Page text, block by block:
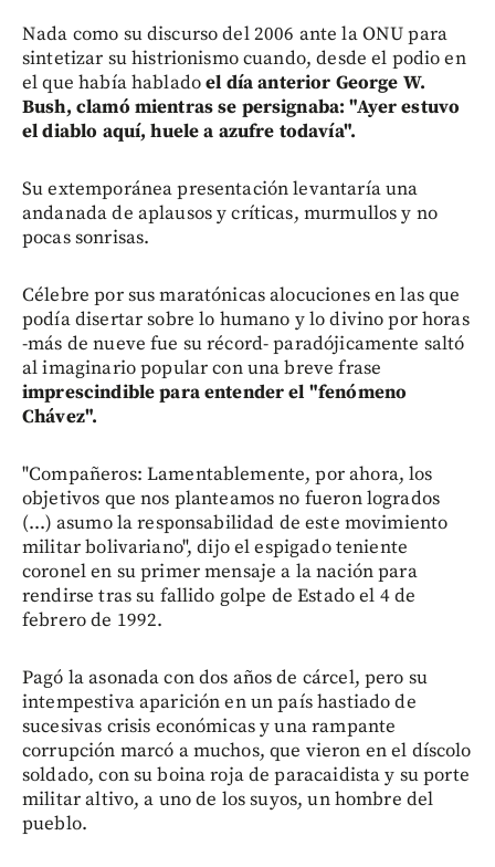
Nada como su discurso del 2006 ante la ONU para
sintetizar su histrionismo cuando, desde el podio en
el que había habladoel día anterior George W.
Bush, clamó mientras se persignaba: "Ayer estuvo
el diablo aquí, huele a azufre todavía".
Su extemporánea presentación levantaría una
andanada de aplausos y críticas, murmullos y no
pocas sonrisas.
Célebre por sus maratónicas alocuciones en las que
podía disertar sobre lo humano y lo divino por horas
-más de nueve fue su récord- paradójicamente saltó
al imaginario popular con una breve frase
imprescindible para entender el "fenómeno
Chávez".
"Compañeros: Lamentablemente, por ahora, los
objetivos que nos planteamos no fueron logrados
(...) asumo la responsabilidad de este movimiento
militar bolivariano", dijo el espigado teniente
coronel en su primer mensaje a la nación para
rendirse tras su fallido golpe de Estado el 4 de
febrero de 1992.
Pagó la asonada con dos años de cárcel, pero su
intempestiva aparición en un país hastiado de
sucesivas crisis económicas y una rampante
corrupción marcó a muchos, que vieron en el díscolo
soldado, con su boina roja de paracaidista y su porte
militar altivo, a uno de los suyos, un hombre del
pueblo.